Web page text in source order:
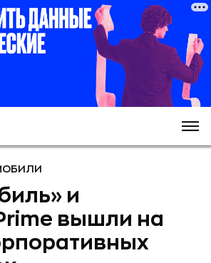
и
вышли на